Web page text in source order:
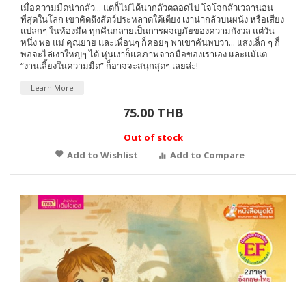
เมื่อความมืดน่ากลัว... แต่ก็ไม่ได้น่ากลัวตลอดไป โจโจกลัวเวลานอน
ที่สุดในโลก เขาคิดถึงสัตว์ประหลาดใต้เตียง เงาน่ากลัวบนผนัง หรือเสียง
แปลกๆ ในห้องมืด ทุกคืนกลายเป็นการผจญภัยของความกังวล แต่วัน
หนึ่ง พ่อ แม่ คุณยาย และเพื่อนๆ ก็ค่อยๆ พาเขาค้นพบว่า... แสงเล็ก ๆ ก็
พอจะไล่เงาใหญ่ๆ ได้ หุ่นเงาก็แค่ภาพจากมือของเราเอง และแม้แต่
“งานเลี้ยงในความมืด” ก็อาจจะสนุกสุดๆ เลยล่ะ!
Learn More
75.00 THB
Out of stock
Add to Wishlist
Add to Compare